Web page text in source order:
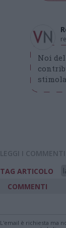
Noi
LEGGI I COMMENTI
TAG ARTICOLO
COMMENTI
L'email è richiesta ma